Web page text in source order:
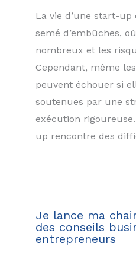
La vie d’une start-
semé d’embûches,
nombreux et les
Cependant, même
peuvent échouer si
soutenues par une
exécution
up rencontre des
Je lance ma
des conseils
entrepreneurs